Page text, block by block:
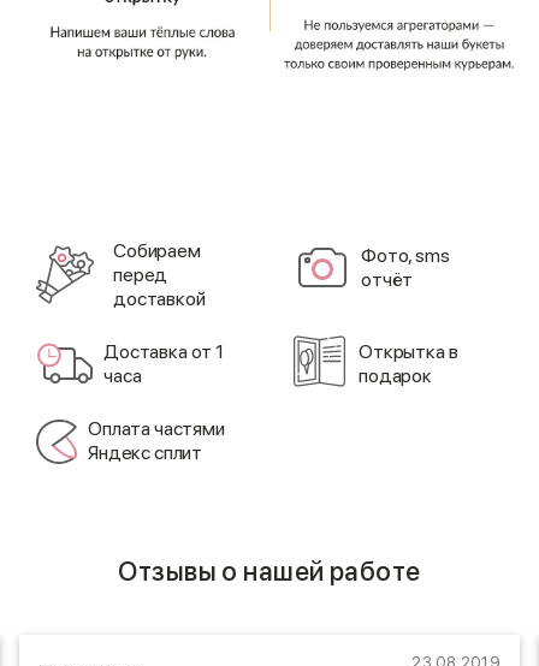
Cобираем
перед
доставкой
Фото, sms
отчёт
Доставка от 1
часа
Открытка в
подарок
Оплата частями
Яндекс сплит
Отзывы о нашей работе